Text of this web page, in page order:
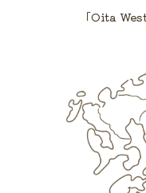
「Oita